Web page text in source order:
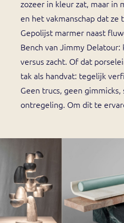
zozeer in kleur zat, maar in
en het vakmanschap dat
Gepolijst marmer naast
Bench van Jimmy Delatour:
versus zacht. Of dat
tak als handvat: tegelijk
Geen trucs, geen
ontregeling. Om dit te